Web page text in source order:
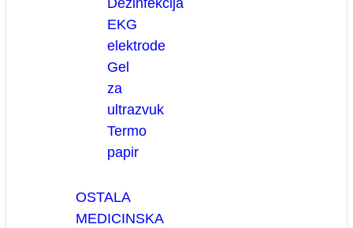
EKG
elektrode
Gel
za
ultrazvuk
Termo
papir
OSTALA
MEDICINSKA